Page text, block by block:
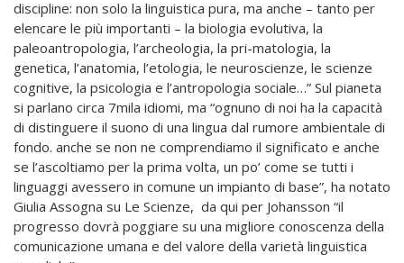
discipline: non solo la linguistica pura, ma anche – tanto per
elencare le più importanti – la biologia evolutiva, la
paleoantropologia, l’archeologia, la pri-matologia, la
genetica, l’anatomia, l’etologia, le neuroscienze, le scienze
cognitive, la psicologia e l’antropologia sociale…” Sul pianeta
si parlano circa 7mila idiomi, ma “ognuno di noi ha la capacità
di distinguere il suono di una lingua dal rumore ambientale di
fondo. anche se non ne comprendiamo il significato e anche
se l’ascoltiamo per la prima volta, un po’ come se tutti i
linguaggi avessero in comune un impianto di base”, ha notato
Giulia Assogna su Le Scienze, da qui per Johansson “il
progresso dovrà poggiare su una migliore conoscenza della
comunicazione umana e del valore della varietà linguistica